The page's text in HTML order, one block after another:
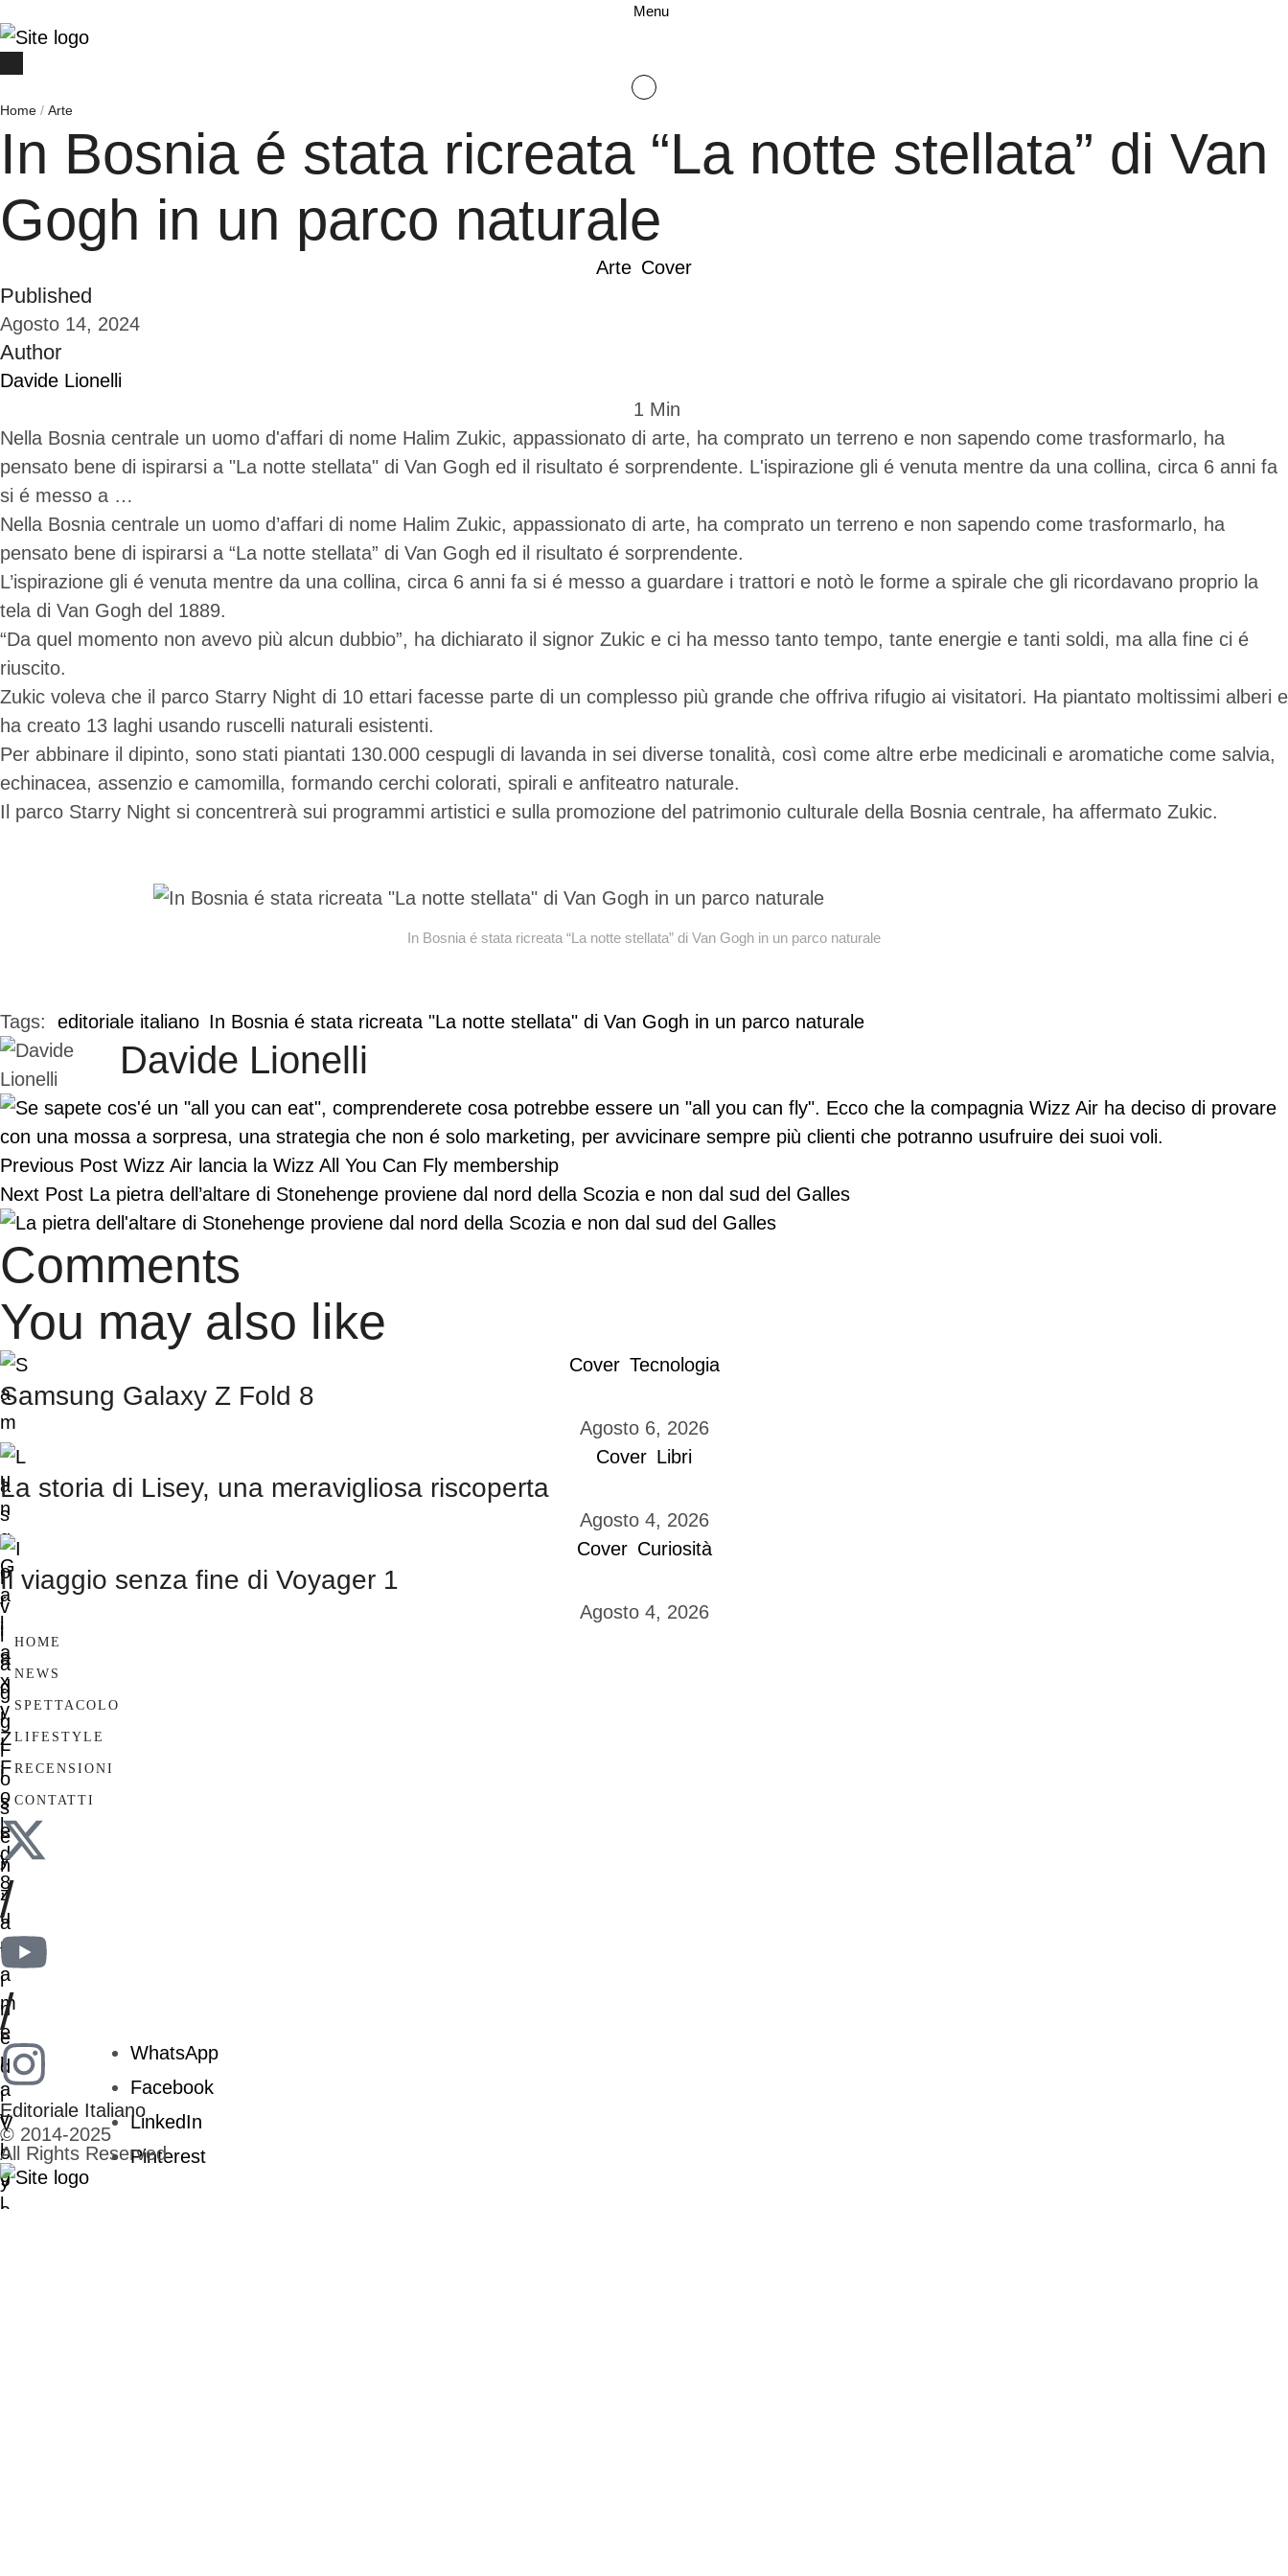
Menu
Home / Arte
In Bosnia é stata ricreata “La notte stellata” di Van
Gogh in un parco naturale
Arte Cover
Published
Agosto 14, 2024
Author
Davide Lionelli
1 Min
Nella Bosnia centrale un uomo d'affari di nome Halim Zukic, appassionato di arte, ha comprato un terreno e non sapendo come trasformarlo, ha
pensato bene di ispirarsi a "La notte stellata" di Van Gogh ed il risultato é sorprendente. L'ispirazione gli é venuta mentre da una collina, circa 6 anni fa
si é messo a …
Nella Bosnia centrale un uomo d’affari di nome Halim Zukic, appassionato di arte, ha comprato un terreno e non sapendo come trasformarlo, ha
pensato bene di ispirarsi a “La notte stellata” di Van Gogh ed il risultato é sorprendente.
L’ispirazione gli é venuta mentre da una collina, circa 6 anni fa si é messo a guardare i trattori e notò le forme a spirale che gli ricordavano proprio la
tela di Van Gogh del 1889.
“Da quel momento non avevo più alcun dubbio”, ha dichiarato il signor Zukic e ci ha messo tanto tempo, tante energie e tanti soldi, ma alla fine ci é
riuscito.
Zukic voleva che il parco Starry Night di 10 ettari facesse parte di un complesso più grande che offriva rifugio ai visitatori. Ha piantato moltissimi alberi e
ha creato 13 laghi usando ruscelli naturali esistenti.
Per abbinare il dipinto, sono stati piantati 130.000 cespugli di lavanda in sei diverse tonalità, così come altre erbe medicinali e aromatiche come salvia,
echinacea, assenzio e camomilla, formando cerchi colorati, spirali e anfiteatro naturale.
Il parco Starry Night si concentrerà sui programmi artistici e sulla promozione del patrimonio culturale della Bosnia centrale, ha affermato Zukic.
In Bosnia é stata ricreata “La notte stellata” di Van Gogh in un parco naturale
Tags: editoriale italiano In Bosnia é stata ricreata "La notte stellata" di Van Gogh in un parco naturale
Davide Lionelli
Previous Post Wizz Air lancia la Wizz All You Can Fly membership
Next Post La pietra dell’altare di Stonehenge proviene dal nord della Scozia e non dal sud del Galles
Comments
You may also like
Cover Tecnologia
Samsung Galaxy Z Fold 8
Agosto 6, 2026
Cover Libri
La storia di Lisey, una meravigliosa riscoperta
Agosto 4, 2026
Cover Curiosità
Il viaggio senza fine di Voyager 1
Agosto 4, 2026
HOME
NEWS
SPETTACOLO
LIFESTYLE
RECENSIONI
CONTATTI
/
/
Editoriale Italiano
© 2014-2025
All Rights Reserved
WhatsApp
Facebook
LinkedIn
Pinterest